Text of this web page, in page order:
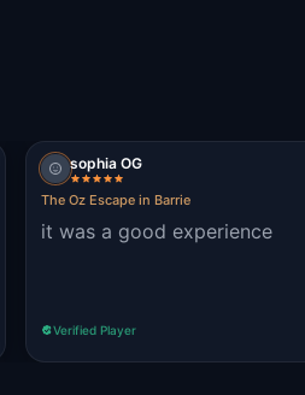
sophia OG
The Oz Escape in Barrie
it was a good experience
Verified Player